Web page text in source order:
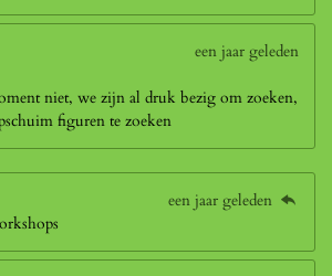
een jaar geleden
niet, we zijn al druk bezig om zoeken,
figuren te zoeken
een jaar geleden